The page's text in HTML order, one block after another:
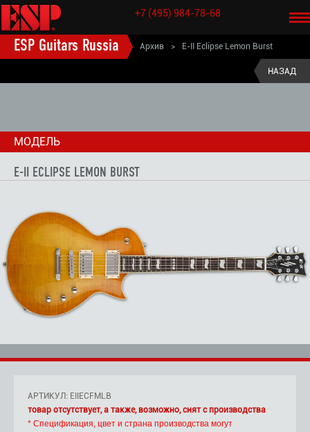
+7 (495) 984-78-68
ESP Guitars Russia Архив > E-II Eclipse Lemon Burst
НАЗАД
МОДЕЛЬ
E-II ECLIPSE LEMON BURST
АРТИКУЛ: EIIECFMLB
товар отсутствует, а также, возможно, снят с производства
* Спецификация, цвет и страна производства могут